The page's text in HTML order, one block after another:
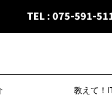
TEL : 075-591-
教えて！